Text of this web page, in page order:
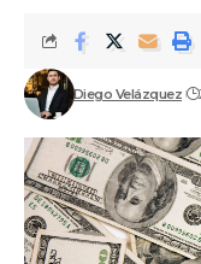
Diego Velázquez